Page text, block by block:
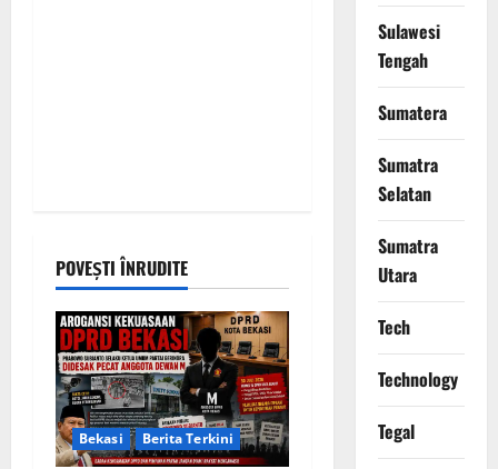
POVEȘTI ÎNRUDITE
Bekasi Berita Terkini
Sulawesi
Tengah
Sumatera
Sumatra
Selatan
Sumatra
Utara
Tech
Technology
Tegal